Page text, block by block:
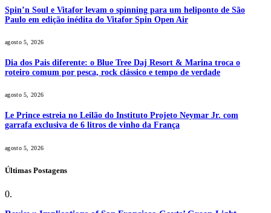
Spin’n Soul e Vitafor levam o spinning para um heliponto de São
Paulo em edição inédita do Vitafor Spin Open Air
agosto 5, 2026
Dia dos Pais diferente: o Blue Tree Daj Resort & Marina troca o
roteiro comum por pesca, rock clássico e tempo de verdade
agosto 5, 2026
Le Prince estreia no Leilão do Instituto Projeto Neymar Jr. com
garrafa exclusiva de 6 litros de vinho da França
agosto 5, 2026
Últimas Postagens